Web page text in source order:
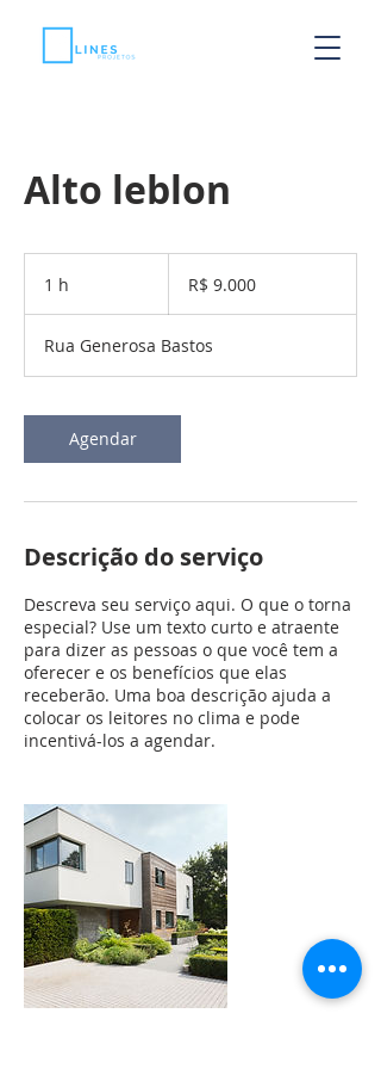
Alto leblon
1 h
brasileiros
R$ 9.000
Rua Generosa Bastos
Agendar
Descrição do serviço
Descreva seu serviço aqui. O que o torna
especial? Use um texto curto e atraente
para dizer as pessoas o que você tem a
oferecer e os benefícios que elas
receberão. Uma boa descrição ajuda a
colocar os leitores no clima e pode
incentivá-los a agendar.